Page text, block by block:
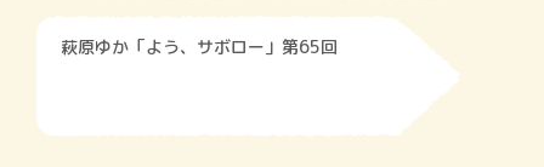
萩原ゆか「よう、サボロー」第65回